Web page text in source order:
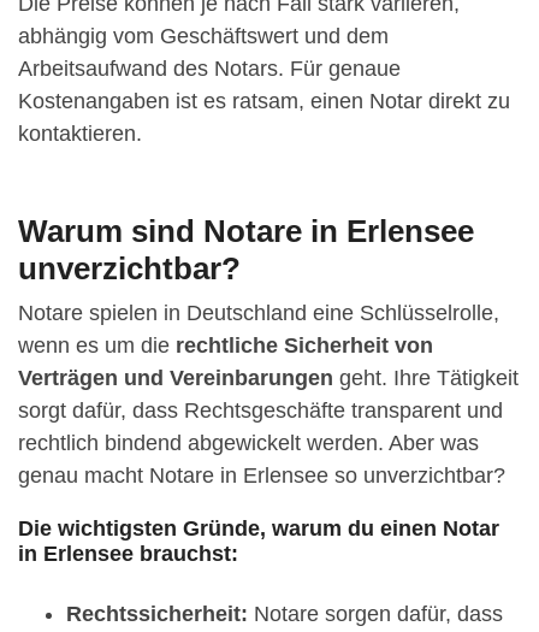
abhängig vom Geschäftswert und dem
Arbeitsaufwand des Notars. Für genaue
Kostenangaben ist es ratsam, einen Notar direkt zu
kontaktieren.
Warum sind Notare in Erlensee
unverzichtbar?
Notare spielen in Deutschland eine Schlüsselrolle,
wenn es um die rechtliche Sicherheit von
Verträgen und Vereinbarungen geht. Ihre Tätigkeit
sorgt dafür, dass Rechtsgeschäfte transparent und
rechtlich bindend abgewickelt werden. Aber was
genau macht Notare in Erlensee so unverzichtbar?
Die wichtigsten Gründe, warum du einen Notar
in Erlensee brauchst:
Rechtssicherheit: Notare sorgen dafür, dass